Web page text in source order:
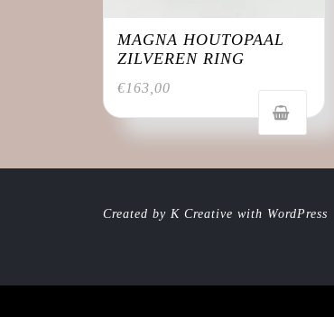
MAGNA HOUTOPAAL
ZILVEREN RING
€163,00
Created by K Creative with WordPress